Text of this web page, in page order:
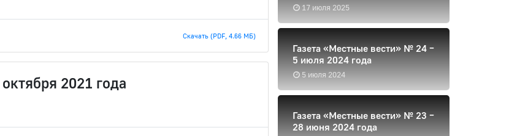
Скачать (PDF, 4.66 МБ)
2021 года
17 июля 2025
5 июля 2024
Газета «Местные вести» № 24 –
5 июля 2024 года
Газета «Местные вести» № 23 –
28 июня 2024 года